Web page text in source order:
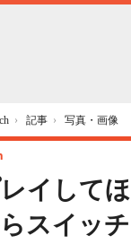
› 記事 › 写真・画像
イして
スイッ